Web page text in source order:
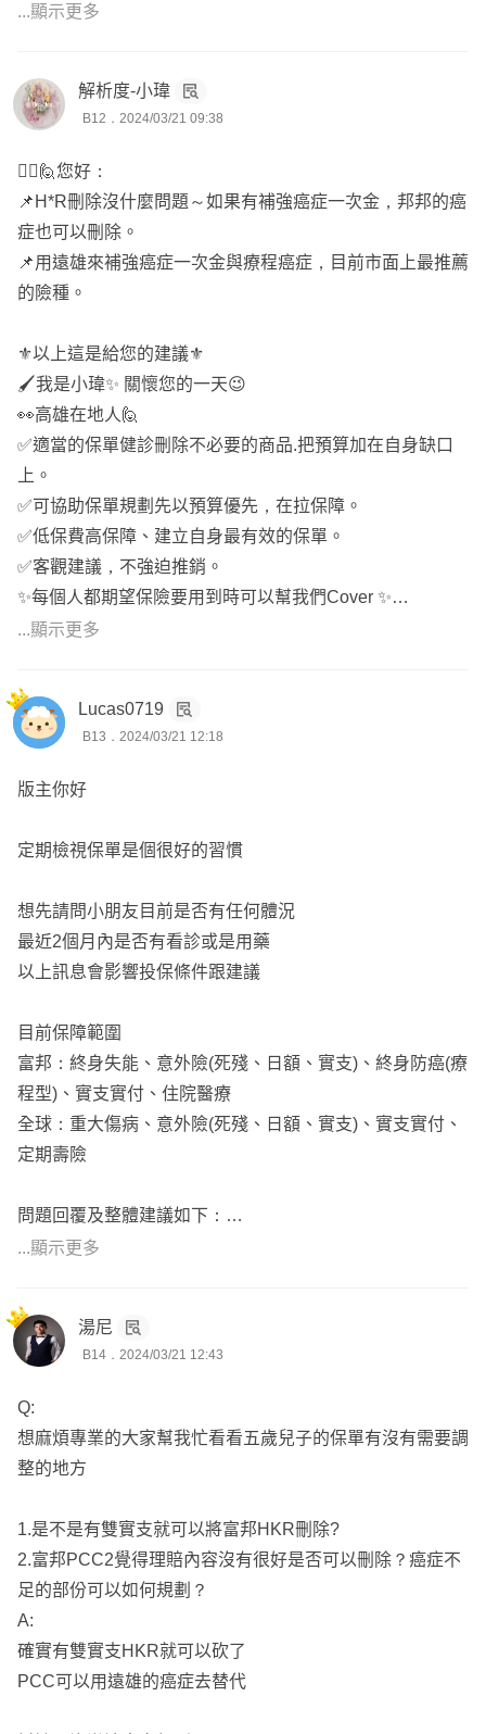
...顯示更多
解析度-小瑋
B12．2024/03/21 09:38
🙋‍♀️🙋您好：
📌H*R刪除沒什麼問題～如果有補強癌症一次金，邦邦的癌
症也可以刪除。
📌用遠雄來補強癌症一次金與療程癌症，目前市面上最推薦
的險種。
⚜️以上這是給您的建議⚜️
🖌️我是小瑋✨ 關懷您的一天😉
👀高雄在地人🙋
✅適當的保單健診刪除不必要的商品.把預算加在自身缺口
上。
✅可協助保單規劃先以預算優先，在拉保障。
✅低保費高保障、建立自身最有效的保單。
✅客觀建議，不強迫推銷。
✨每個人都期望保險要用到時可以幫我們Cover ✨
📝如想進一步了解歡迎點擊『頭像圖片🔍』，一起討論喔。
...顯示更多
Lucas0719
B13．2024/03/21 12:18
版主你好
定期檢視保單是個很好的習慣
想先請問小朋友目前是否有任何體況
最近2個月內是否有看診或是用藥
以上訊息會影響投保條件跟建議
目前保障範圍
富邦：終身失能、意外險(死殘、日額、實支)、終身防癌(療
程型)、實支實付、住院醫療
全球：重大傷病、意外險(死殘、日額、實支)、實支實付、
定期壽險
問題回覆及整體建議如下：
1. 目前保障缺口：實支(門診額度)、重大傷病、癌症險(一次
2. HKR：住院日額給付、手術按倍數定額給付，目前實支
缺口是門診，所以HKR幫助不大，有調整空間
3. 全球重大傷病的建議100萬
4. 失能扶助金額度建議3-5萬，可以搭配安聯提高保障
5. 建議方案如下，如果沒有認識的業務員，我可以協助出
單，後續服務都可以交給我
小朋友建議主要規劃方向及順序：
雙醫療實支實付、雙意外險、重大傷病險、癌症險(一次
金)、失能險(一次金+月扶金)、壽險
-----------------------------------------------------------------------------------
---------------------------------------------
綜上所述
...顯示更多
湯尼
B14．2024/03/21 12:43
Q:
想麻煩專業的大家幫我忙看看五歲兒子的保單有沒有需要調
整的地方
1.是不是有雙實支就可以將富邦HKR刪除?
2.富邦PCC2覺得理賠內容沒有很好是否可以刪除？癌症不
足的部份可以如何規劃？
A:
確實有雙實支HKR就可以砍了
PCC可以用遠雄的癌症去替代